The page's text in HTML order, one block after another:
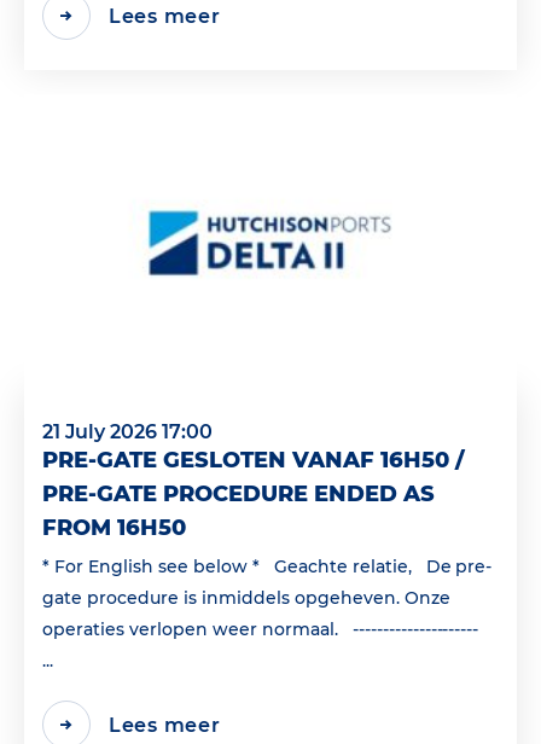
Lees meer
21 July 2026 17:00
PRE-GATE GESLOTEN VANAF 16H50 /
PRE-GATE PROCEDURE ENDED AS
FROM 16H50
* For English see below * Geachte relatie, De pre-
gate procedure is inmiddels opgeheven. Onze
operaties verlopen weer normaal. ---------------------
...
Lees meer